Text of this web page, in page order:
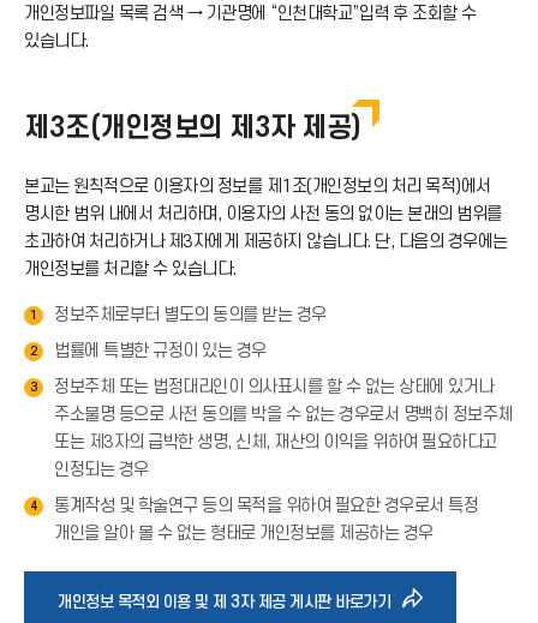
개인정보파일 목록 검색 → 기관명에 “인천대학교”입력 후 조회할 수
있습니다.
제3조(개인정보의 제3자 제공)
본교는 원칙적으로 이용자의 정보를 제1조(개인정보의 처리 목적)에서
명시한 범위 내에서 처리하며, 이용자의 사전 동의 없이는 본래의 범위를
초과하여 처리하거나 제3자에게 제공하지 않습니다. 단, 다음의 경우에는
개인정보를 처리할 수 있습니다.
1 정보주체로부터 별도의 동의를 받는 경우
2 법률에 특별한 규정이 있는 경우
3
정보주체 또는 법정대리인이 의사표시를 할 수 없는 상태에 있거나
주소불명 등으로 사전 동의를 박을 수 없는 경우로서 명백히 정보주체
또는 제3자의 급박한 생명, 신체, 재산의 이익을 위하여 필요하다고
인정되는 경우
4
통계작성 및 학술연구 등의 목적을 위하여 필요한 경우로서 특정
개인을 알아 볼 수 없는 형태로 개인정보를 제공하는 경우
개인정보 목적외 이용 및 제 3자 제공 게시판 바로가기 바